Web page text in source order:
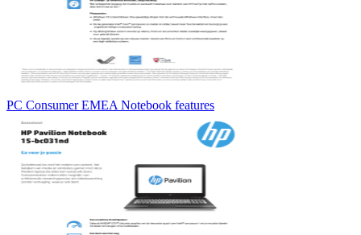
PC Consumer EMEA Notebook features